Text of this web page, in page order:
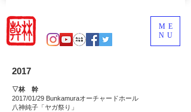
ME
NU
2017
▽林 幹
2017/01/29 Bunkamuraオーチャードホール
​八神純子「ヤガ祭り」